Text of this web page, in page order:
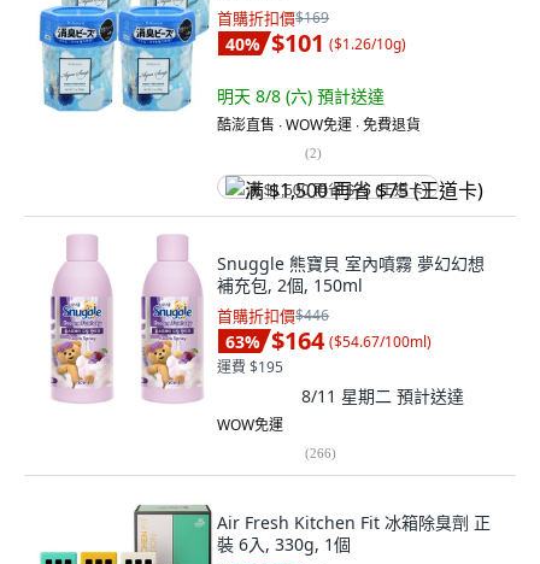
首購折扣價$169
40% $101 ($1.26/10g)
明天 8/8 (六) 預計送達
酷澎直售 ∙ WOW免運 ∙ 免費退貨
(2)
满 $1,500 再省 $75 (王道卡)
Snuggle 熊寶貝 室內噴霧 夢幻幻想
補充包, 2個, 150ml
首購折扣價$446
63% $164 ($54.67/100ml)
運費 $195
8/11 星期二 預計送達
WOW免運
(266)
Air Fresh Kitchen Fit 冰箱除臭劑 正
裝 6入, 330g, 1個